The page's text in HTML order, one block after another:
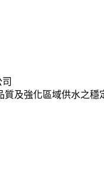
及強化區域供水之